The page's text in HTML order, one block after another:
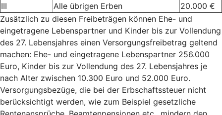
III Alle übrigen Erben
20.000 €
Zusätzlich zu diesen Freibeträgen können Ehe- und
eingetragene Lebenspartner und Kinder bis zur Vollendung
des 27. Lebensjahres einen Versorgungsfreibetrag geltend
machen: Ehe- und eingetragene Lebenspartner 256.000
Euro, Kinder bis zur Vollendung des 27. Lebensjahres je
nach Alter zwischen 10.300 Euro und 52.000 Euro.
Versorgungsbezüge, die bei der Erbschaftssteuer nicht
berücksichtigt werden, wie zum Beispiel gesetzliche